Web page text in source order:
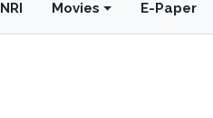
NRI Movies E-Paper